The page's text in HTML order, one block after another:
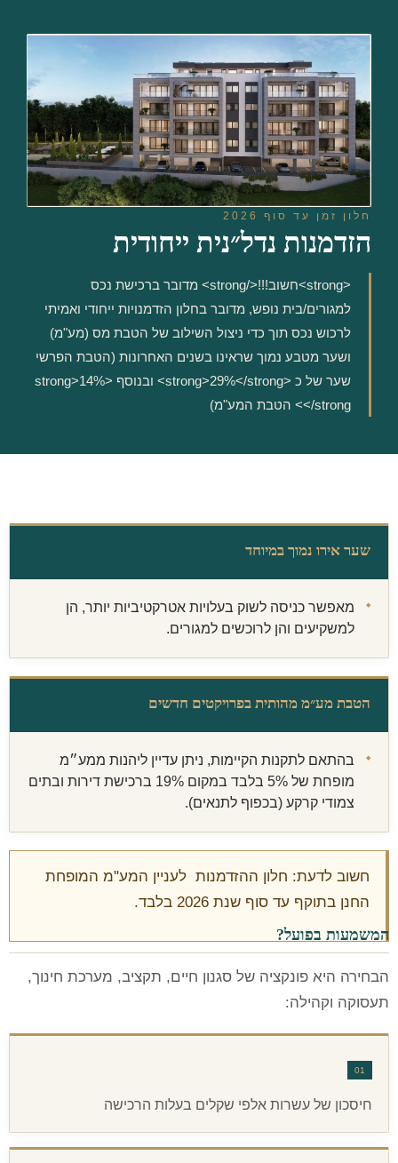
חלון זמן עד סוף 2026
הזדמנות נדל״נית ייחודית
<strong>חשוב!!!</strong> מדובר ברכישת נכס
למגורים/בית נופש, מדובר בחלון הזדמנויות ייחודי ואמיתי
לרכוש נכס תוך כדי ניצול השילוב של הטבת מס (מע"מ)
ושער מטבע נמוך שראינו בשנים האחרונות (הטבת הפרשי
שער של כ <strong>29%</strong> ובנוסף <strong>14%
</strong> הטבת המע"מ)
שער אירו נמוך במיוחד
מאפשר כניסה לשוק בעלויות אטרקטיביות יותר, הן
למשקיעים והן לרוכשים למגורים.
הטבת מע״מ מהותית בפרויקטים חדשים
בהתאם לתקנות הקיימות, ניתן עדיין ליהנות ממע״מ
מופחת של 5% בלבד במקום 19% ברכישת דירות ובתים
צמודי קרקע (בכפוף לתנאים).
חשוב לדעת: חלון ההזדמנות לעניין המע"מ המופחת
החנן בתוקף עד סוף שנת 2026 בלבד.
המשמעות בפועל?
הבחירה היא פונקציה של סגנון חיים, תקציב, מערכת חינוך,
תעסוקה וקהילה:
01
חיסכון של עשרות אלפי שקלים בעלות הרכישה